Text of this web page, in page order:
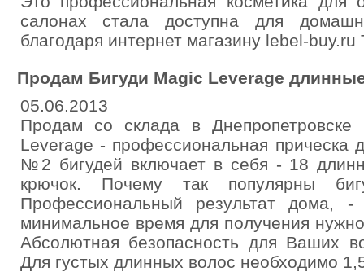
салонах стала доступна для
благодаря интернет магазину lebel-
Продам Бигуди Magic Leverage
05.06.2013
Продам со склада в
Leverage - профессиональная прическа
№2 бигудей включает в себя - 18
крючок. Почему так популярны
Профессиональный результат дома, -
минимальное время для получения
Абсолютная безопасность для Ваших
Для густых длинных волос необходимо